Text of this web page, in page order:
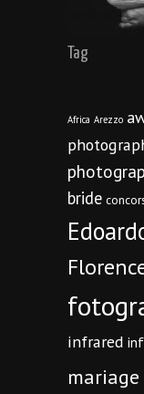
Tag
Africa Arezzo
bride
infrared
mariage